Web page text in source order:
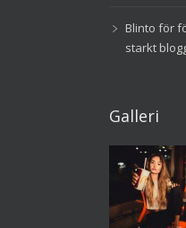
Blinto för
starkt
Galleri